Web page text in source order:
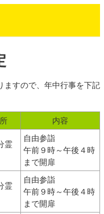
ますので、年中行事を下記
内容
霊
自由参詣
午前９時～午後４時
まで開扉
霊
自由参詣
午前９時～午後４時
まで開扉